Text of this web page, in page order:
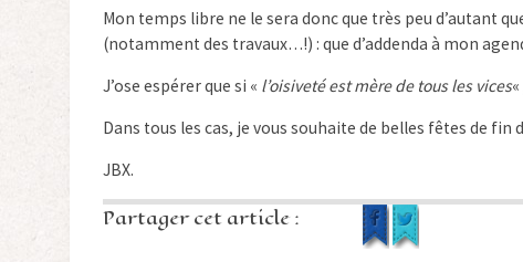
Mon temps libre ne le sera donc que très peu d’autant
(notamment des travaux…!) : que d’addenda à mon
J’ose espérer que si « l’oisiveté est mère de tous les vices
Dans tous les cas, je vous souhaite de belles fêtes de
JBX.
Partager cet article :